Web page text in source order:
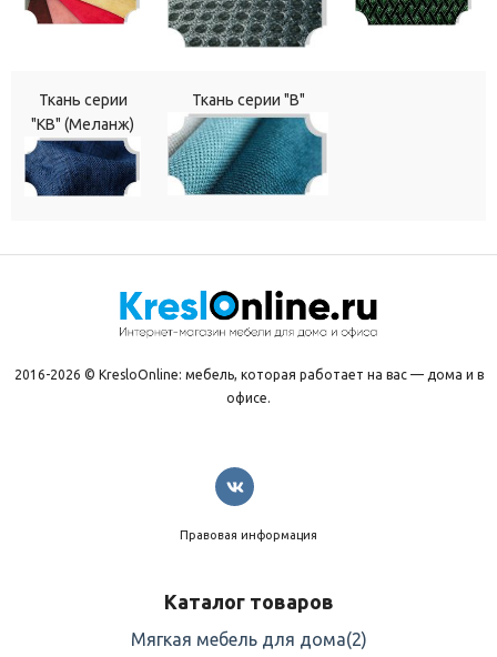
Ткань серии
"КВ" (Меланж)
Ткань серии "В"
2016-2026 © KresloOnline: мебель, которая работает на вас — дома и в
офисе.
Правовая информация
Каталог товаров
Мягкая мебель для дома(2)